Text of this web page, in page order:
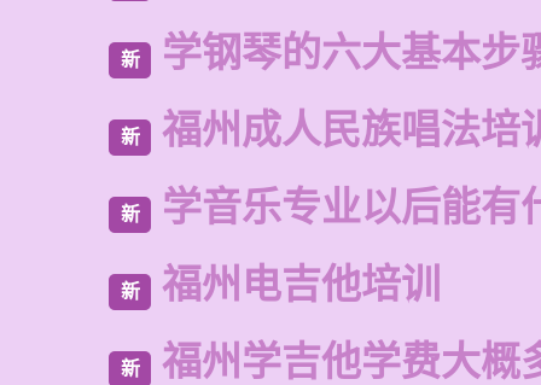
新 学钢琴的六大基本步
新 福州成人民族唱法培
新 学音乐专业以后能有
新 福州电吉他培训
新 福州学吉他学费大概